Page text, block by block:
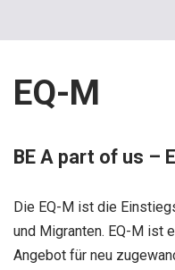
EQ-M
BE A part of us –
Die EQ-M ist die
und Migranten. EQ-M ist
Angebot für neu